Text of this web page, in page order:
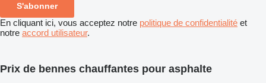
S'abonner
En cliquant ici, vous acceptez notre politique de confidentialité et
notre accord utilisateur.
Prix de bennes chauffantes pour asphalte